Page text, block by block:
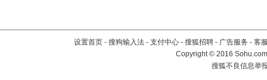
设置首页 - 搜狗输入法 - 支付中心 - 搜狐招聘 - 广告服务 - 客
Copyright©2016
搜狐不良信息举